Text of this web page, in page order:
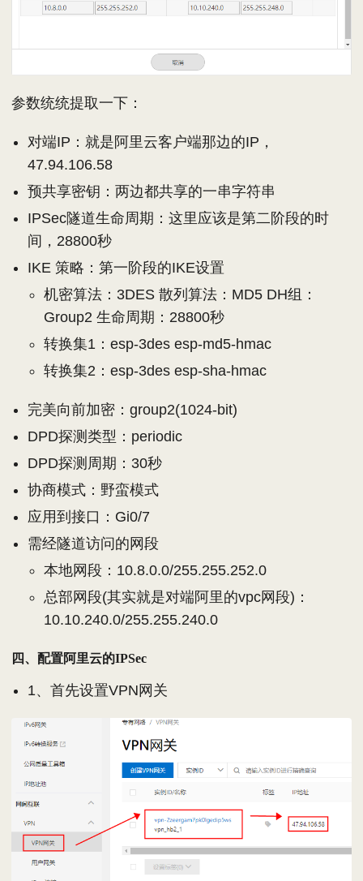
参数统统提取一下：
对端IP：就是阿里云客户端那边的IP，
47.94.106.58
预共享密钥：两边都共享的一串字符串
IPSec隧道生命周期：这里应该是第二阶段的时
间，28800秒
IKE 策略：第一阶段的IKE设置
机密算法：3DES 散列算法：MD5 DH组：
Group2 生命周期：28800秒
转换集1：esp-3des esp-md5-hmac
转换集2：esp-3des esp-sha-hmac
完美向前加密：group2(1024-bit)
DPD探测类型：periodic
DPD探测周期：30秒
协商模式：野蛮模式
应用到接口：Gi0/7
需经隧道访问的网段
本地网段：10.8.0.0/255.255.252.0
总部网段(其实就是对端阿里的vpc网段)：
10.10.240.0/255.255.240.0
四、配置阿里云的IPSec
1、首先设置VPN网关